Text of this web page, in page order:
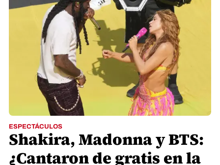
ESPECTÁCULOS
Shakira, Madonna y BTS:
¿Cantaron de gratis en la